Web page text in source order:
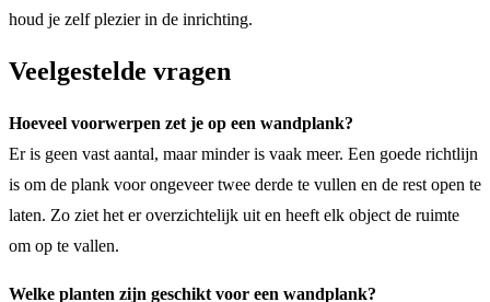
houd je zelf plezier in de inrichting.
Veelgestelde vragen
Hoeveel voorwerpen zet je op een wandplank?
Er is geen vast aantal, maar minder is vaak meer. Een goede richtlijn
is om de plank voor ongeveer twee derde te vullen en de rest open te
laten. Zo ziet het er overzichtelijk uit en heeft elk object de ruimte
om op te vallen.
Welke planten zijn geschikt voor een wandplank?